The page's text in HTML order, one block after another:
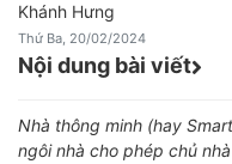
Khánh Hưng
Thứ Ba, 20/02/2024
Nội dung bài viết
Nhà thông minh (hay
ngôi nhà cho phép chủ